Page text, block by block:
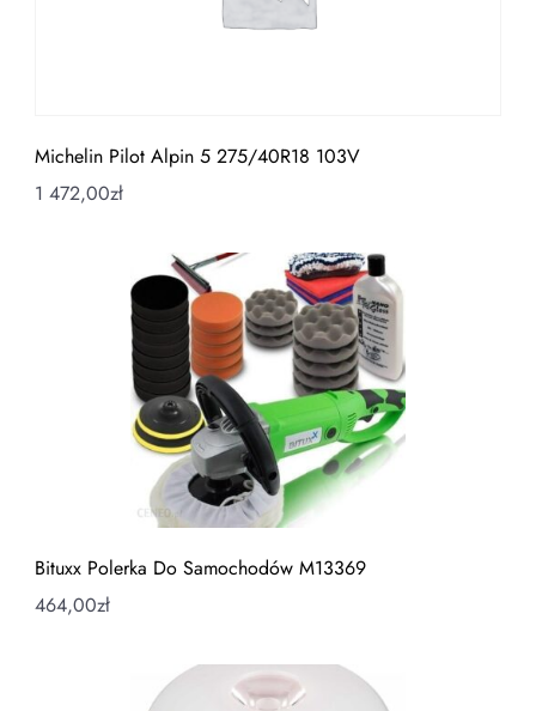
Michelin Pilot Alpin 5 275/40R18 103V
1 472,00zł
Bituxx Polerka Do Samochodów M13369
464,00zł